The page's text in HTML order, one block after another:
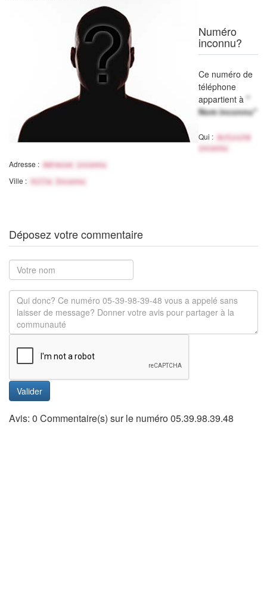
Numéro
inconnu?
Ce numéro de
téléphone
appartient à "
Nom inconnu"
Qui :
Activité
inconnu
Adresse : Adresse inconnu
Ville : Ville Inconnu
Déposez votre commentaire
Valider
Avis: 0 Commentaire(s) sur le numéro 05.39.98.39.48